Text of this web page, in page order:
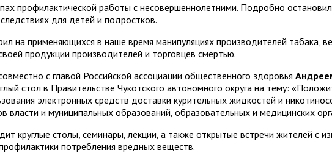
профилактической работы с несовершеннолетними. Подробно
для детей и подростков.
на применяющихся в наше время манипуляциях производителей табака,
продукции производителей и торговцев смертью.
с главой Российской ассоциации общественного здоровья
стол в Правительстве Чукотского автономного округа на тему:
электронных средств доставки курительных жидкостей и
власти и муниципальных образований, образовательных и медицинских
круглые столы, семинары, лекции, а также открытые встречи жителей с
потребления вредных веществ.